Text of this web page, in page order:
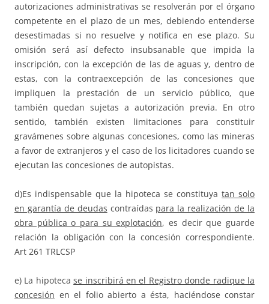
autorizaciones administrativas se resolverán por el órgano
competente en el plazo de un mes, debiendo entenderse
desestimadas si no resuelve y notifica en ese plazo. Su
omisión será así defecto insubsanable que impida la
inscripción, con la excepción de las de aguas y, dentro de
estas, con la contraexcepción de las concesiones que
impliquen la prestación de un servicio público, que
también quedan sujetas a autorización previa. En otro
sentido, también existen limitaciones para constituir
gravámenes sobre algunas concesiones, como las mineras
a favor de extranjeros y el caso de los licitadores cuando se
ejecutan las concesiones de autopistas.
d)Es indispensable que la hipoteca se constituya tan solo
en garantía de deudas contraídas para la realización de la
obra pública o para su explotación, es decir que guarde
relación la obligación con la concesión correspondiente.
Art 261 TRLCSP
e) La hipotecase inscribirá en el Registro donde radique la
concesión en el folio abierto a ésta, haciéndose constar